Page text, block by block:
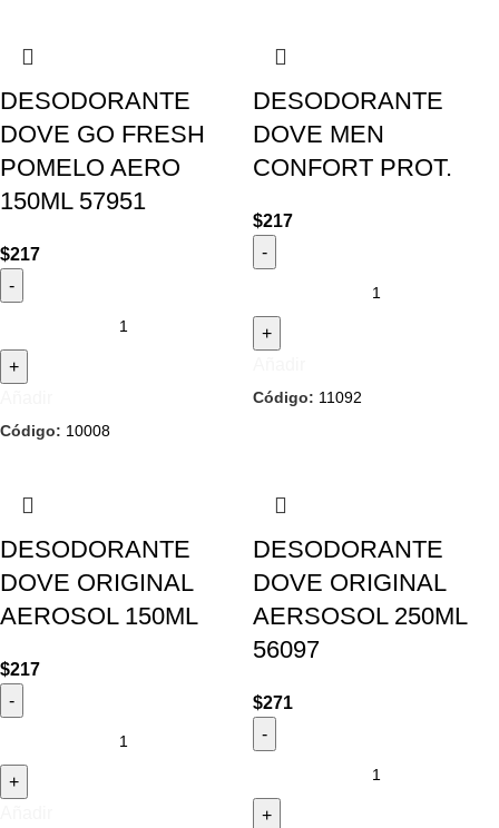
DESODORANTE
DOVE GO FRESH
POMELO AERO
150ML 57951
$217
Código: 10008
DESODORANTE
DOVE MEN
CONFORT PROT.
$217
Código: 11092
DESODORANTE
DOVE ORIGINAL
AEROSOL 150ML
$217
DESODORANTE
DOVE ORIGINAL
AERSOSOL 250ML
56097
$271